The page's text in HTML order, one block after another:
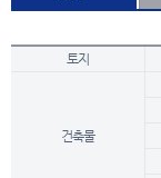
토지
건축물